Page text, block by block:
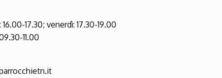
17.30; venerdì: 17.30-19.00
11.00